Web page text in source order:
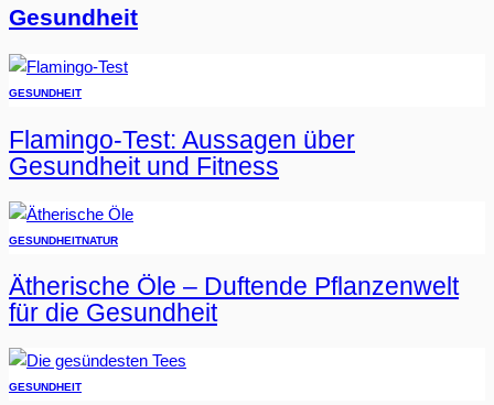
Gesundheit
GESUNDHEIT
Flamingo-Test: Aussagen über
Gesundheit und Fitness
GESUNDHEITNATUR
Ätherische Öle – Duftende Pflanzenwelt
für die Gesundheit
GESUNDHEIT